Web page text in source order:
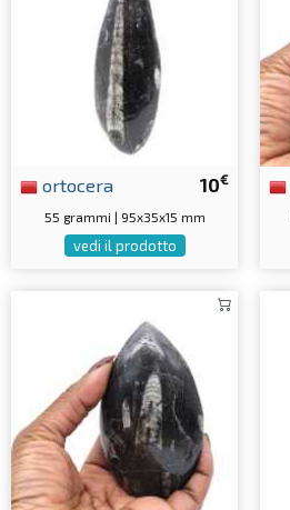
10€
ortocera
55 grammi | 95x35x15 mm
vedi il prodotto